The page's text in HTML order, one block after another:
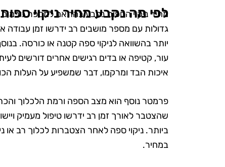
לפי מה נקבע מחיר ניקוי
מחיר ניקוי הספות נקבע בהתאם למספר
גדולות עם מספר מושבים רב ידרשו זמן עבודה
יותר בהשוואה לניקוי ספה קטנה או כורסה.
עור, קטיפה או בדים רגישים אחרים דורשים
איכות הבד ומרקמו, דבר שמשפיע על העלות
פרמטר נוסף הוא מצב הספה ורמת הלכלוך
שהצטבר לאורך זמן רב ידרשו טיפול מעמיק
ביותר. ניקוי ספה לאחר הצטברות לכלוך רב
במחיר.
מעולם לא
ומטופח.
הפרטים
הקפידו
ידידותיים
אין ספק